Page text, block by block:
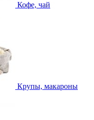
Кофе, чай
Крупы, макароны